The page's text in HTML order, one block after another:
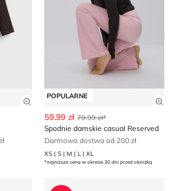
Zobacz szczegóły produktu
POPULARNE
59.99 zł 79.99 zł*
Spodnie damskie casual Reserved
Darmowa dostwa od 200 zł
XS | S | M | L | XL
*najniższa cena w okresie 30 dni przed obniżką
casualSpodnie damskie na wiosnę